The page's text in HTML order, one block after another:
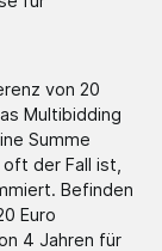
von 20
Multibidding
Summe
der Fall ist,
Befinden
Euro
4 Jahren für